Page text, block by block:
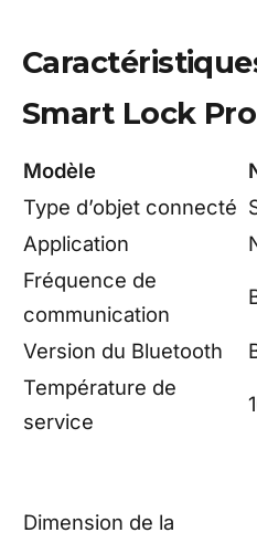
Smart Lock Pro
Modèle
Type d’objet connecté
Application
Fréquence de
communication
Version du Bluetooth
Température de
service
Dimension de la